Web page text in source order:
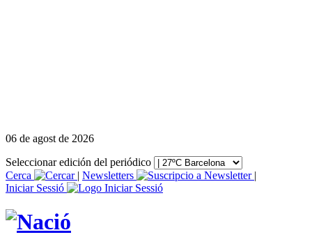
06 de agost de 2026
Seleccionar edición del periódico
Cerca
| Newsletters
|
Iniciar Sessió